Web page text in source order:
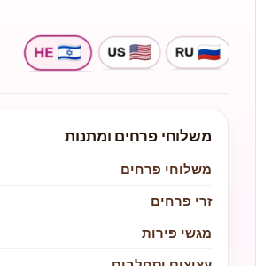
משלוחי פרחים ומתנות
משלוחי פרחים
זרי פרחים
מגשי פירות